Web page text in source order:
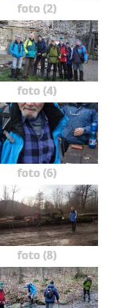
foto (2)
foto (4)
foto (6)
foto (8)